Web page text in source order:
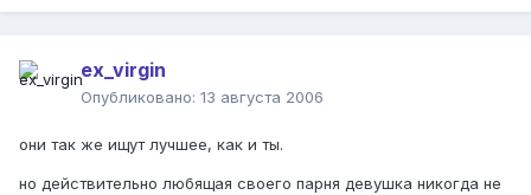
ex_virgin
Опубликовано: 13 августа 2006
они так же ищут лучшее, как и ты.
но действительно любящая своего парня девушка никогда не